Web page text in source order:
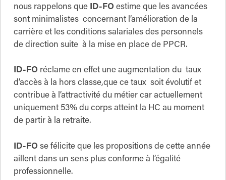
nous rappelons que ID-FO estime que les avancées
sont minimalistes concernant l’amélioration de la
carrière et les conditions salariales des personnels
de direction suite à la mise en place de PPCR.
ID-FO réclame en effet une augmentation du taux
d’accès à la hors classe,que ce taux soit évolutif et
contribue à l’attractivité du métier car actuellement
uniquement 53% du corps atteint la HC au moment
de partir à la retraite.
ID-FO se félicite que les propositions de cette année
aillent dans un sens plus conforme à l’égalité
professionnelle.